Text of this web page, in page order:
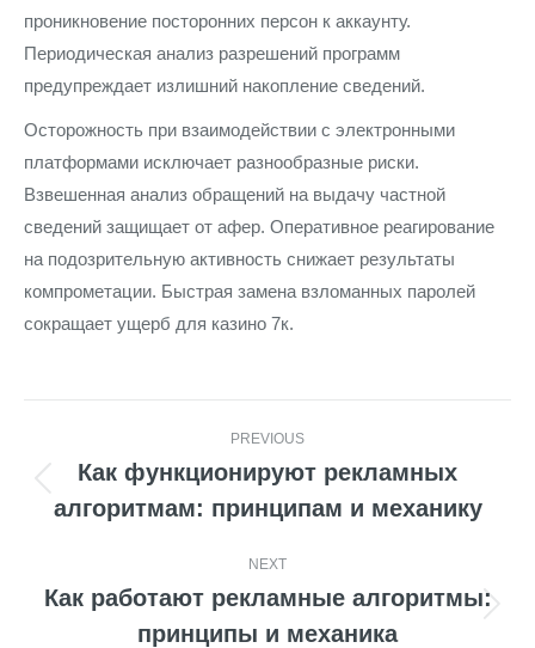
проникновение посторонних персон к аккаунту.
Периодическая анализ разрешений программ
предупреждает излишний накопление сведений.
Осторожность при взаимодействии с электронными
платформами исключает разнообразные риски.
Взвешенная анализ обращений на выдачу частной
сведений защищает от афер. Оперативное реагирование
на подозрительную активность снижает результаты
компрометации. Быстрая замена взломанных паролей
сокращает ущерб для казино 7к.
navigation
PREVIOUS
post:
Как функционируют рекламных
алгоритмам: принципам и механику
NEXT
Как работают рекламные алгоритмы:
принципы и механика